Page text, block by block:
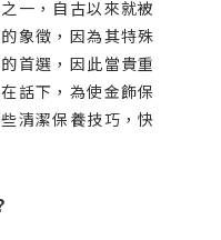
一，自古以來就被
象徵，因為其特殊
首選，因此當貴重
話下，為使金飾保
清潔保養技巧，快